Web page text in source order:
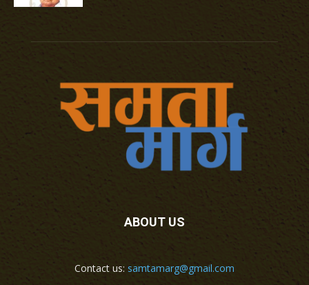
ABOUT US
Contact us: samtamarg@gmail.com